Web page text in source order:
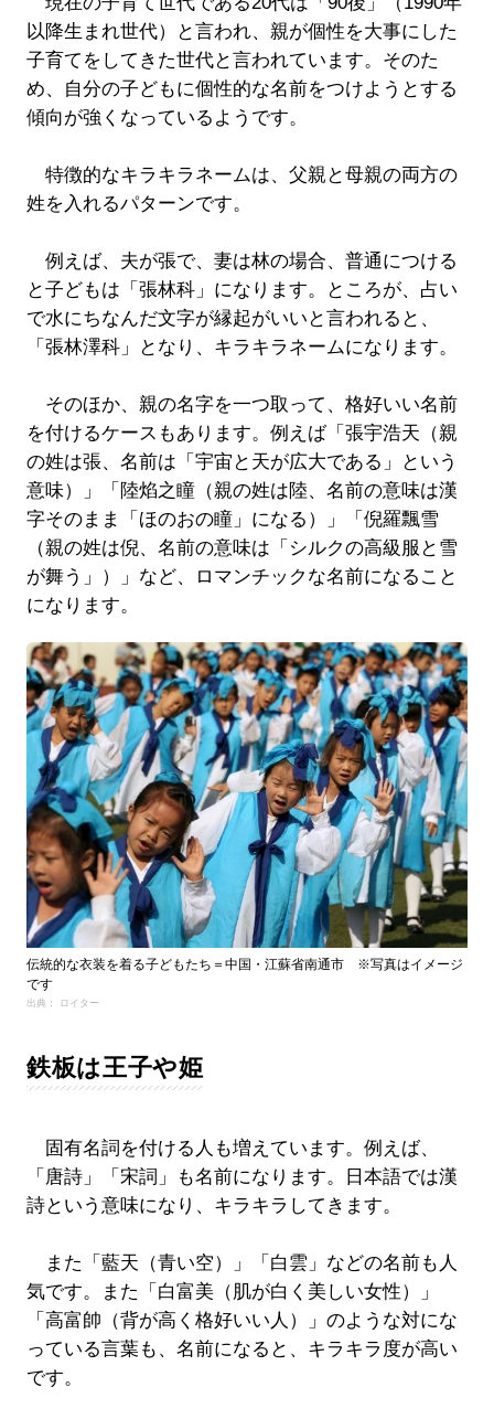
以降生まれ世代）と言われ、親が個性を大事にした
子育てをしてきた世代と言われています。そのた
め、自分の子どもに個性的な名前をつけようとする
傾向が強くなっているようです。
特徴的なキラキラネームは、父親と母親の両方の
姓を入れるパターンです。
例えば、夫が張で、妻は林の場合、普通につける
と子どもは「張林科」になります。ところが、占い
で水にちなんだ文字が縁起がいいと言われると、
「張林澤科」となり、キラキラネームになります。
そのほか、親の名字を一つ取って、格好いい名前
を付けるケースもあります。例えば「張宇浩天（親
の姓は張、名前は「宇宙と天が広大である」という
意味）」「陸焰之瞳（親の姓は陸、名前の意味は漢
字そのまま「ほのおの瞳」になる）」「倪羅飄雪
（親の姓は倪、名前の意味は「シルクの高級服と雪
が舞う」）」など、ロマンチックな名前になること
になります。
伝統的な衣装を着る子どもたち＝中国・江蘇省南通市 ※写真はイメージ
です
出典： ロイター
鉄板は王子や姫
固有名詞を付ける人も増えています。例えば、
「唐詩」「宋詞」も名前になります。日本語では漢
詩という意味になり、キラキラしてきます。
また「藍天（青い空）」「白雲」などの名前も人
気です。また「白富美（肌が白く美しい女性）」
「高富帥（背が高く格好いい人）」のような対にな
っている言葉も、名前になると、キラキラ度が高い
です。